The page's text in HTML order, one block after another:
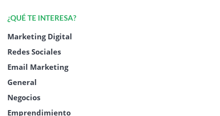
¿QUÉ TE INTERESA?
Marketing Digital
Redes Sociales
Email Marketing
General
Negocios
Emprendimiento